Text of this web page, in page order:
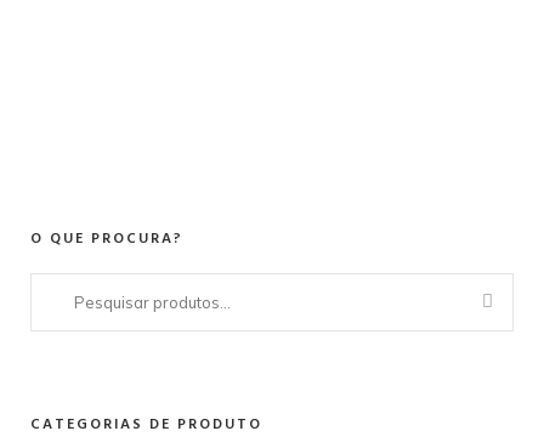
O QUE PROCURA?
CATEGORIAS DE PRODUTO